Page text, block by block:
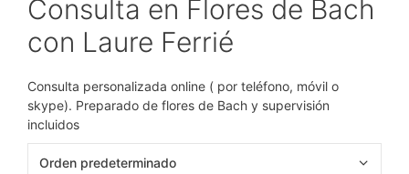
Consulta en Flores de Bach
con Laure Ferrié
Consulta personalizada online ( por teléfono, móvil o
skype). Preparado de flores de Bach y supervisión
incluidos